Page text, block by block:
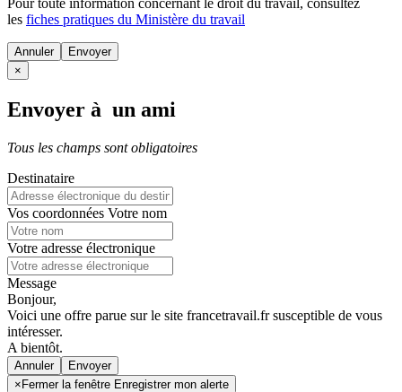
Pour toute information concernant le droit du travail, consultez
les fiches pratiques du Ministère du travail
Annuler
×
Envoyer à un ami
Tous les champs sont obligatoires
Destinataire
Vos coordonnées Votre nom
Votre adresse électronique
Message
Bonjour,
Voici une offre parue sur le site francetravail.fr susceptible de vous
intéresser.
A bientôt.
Annuler
× Fermer la fenêtre Enregistrer mon alerte